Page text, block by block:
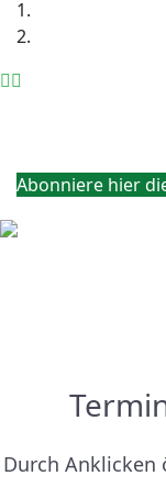
Abonniere hier
Durch Anklicken